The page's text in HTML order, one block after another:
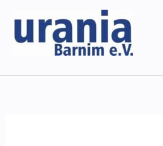
Inhalt
springen